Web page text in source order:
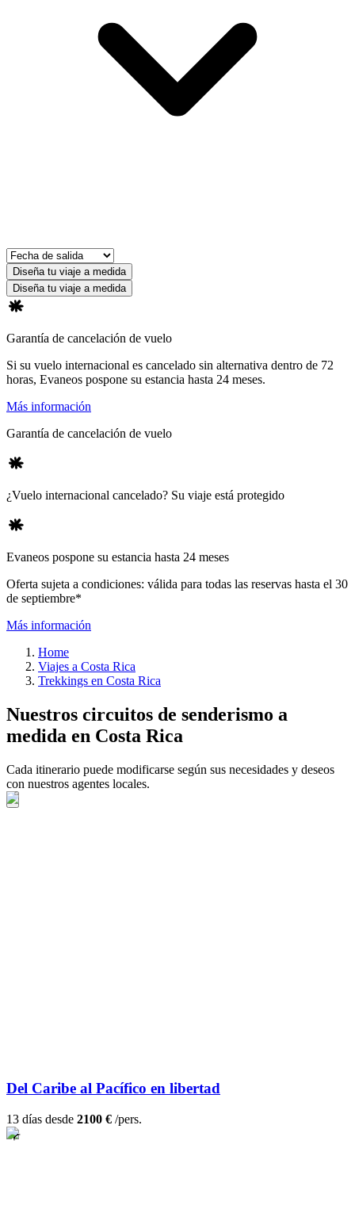
Diseña tu viaje a medida
Diseña tu viaje a medida
Garantía de cancelación de vuelo
Si su vuelo internacional es cancelado sin alternativa dentro de 72
horas, Evaneos pospone su estancia hasta 24 meses.
Más información
Garantía de cancelación de vuelo
¿Vuelo internacional cancelado? Su viaje está protegido
Evaneos pospone su estancia hasta 24 meses
Oferta sujeta a condiciones: válida para todas las reservas hasta el 30
de septiembre*
Más información
Home
Viajes a Costa Rica
Trekkings en Costa Rica
Nuestros circuitos de senderismo a
medida en Costa Rica
Cada itinerario puede modificarse según sus necesidades y deseos
con nuestros agentes locales.
Del Caribe al Pacífico en libertad
13 días desde 2100 € /pers.